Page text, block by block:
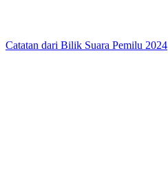
Catatan dari Bilik Suara Pemilu 2024